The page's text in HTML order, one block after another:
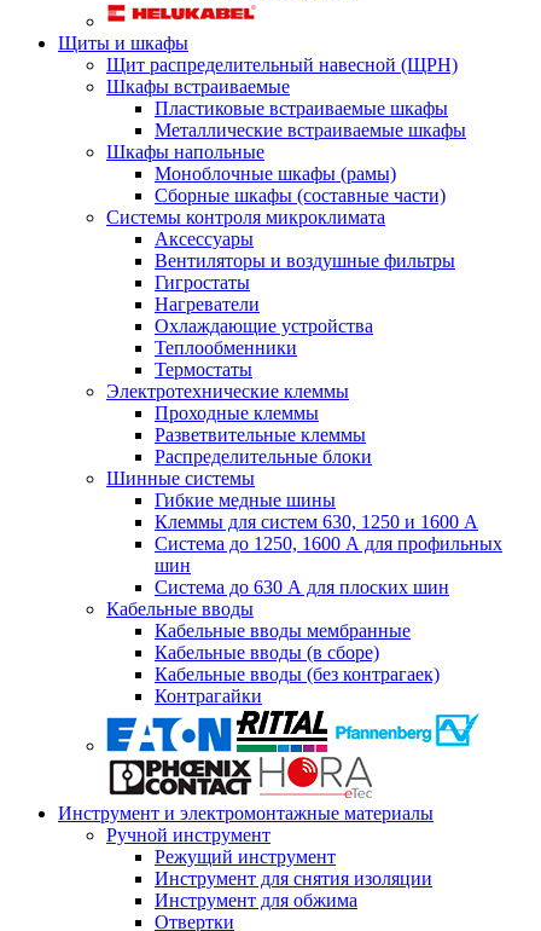
Щиты и шкафы
Щит распределительный навесной (ЩРН)
Шкафы встраиваемые
Пластиковые встраиваемые шкафы
Металлические встраиваемые шкафы
Шкафы напольные
Моноблочные шкафы (рамы)
Сборные шкафы (составные части)
Системы контроля микроклимата
Аксессуары
Вентиляторы и воздушные фильтры
Гигростаты
Нагреватели
Охлаждающие устройства
Теплообменники
Термостаты
Электротехнические клеммы
Проходные клеммы
Разветвительные клеммы
Распределительные блоки
Шинные системы
Гибкие медные шины
Клеммы для систем 630, 1250 и 1600 А
Система до 1250, 1600 А для профильных
шин
Система до 630 А для плоских шин
Кабельные вводы
Кабельные вводы мембранные
Кабельные вводы (в сборе)
Кабельные вводы (без контрагаек)
Контрагайки
Инструмент и электромонтажные материалы
Ручной инструмент
Режущий инструмент
Инструмент для снятия изоляции
Инструмент для обжима
Отвертки